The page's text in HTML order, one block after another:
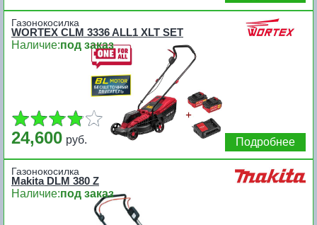
Газонокосилка
WORTEX CLM 3336 ALL1 XLT SET
Наличие:под заказ
24,600 руб. Подробнее
Газонокосилка
Makita DLM 380 Z
Наличие:под заказ